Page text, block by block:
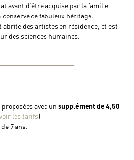
avant d’être acquise par la famille
conserve ce fabuleux héritage.
abrite des artistes en résidence, et est
des sciences humaines.
avec un supplément de 4,50
voir les tarifs)
7 ans.